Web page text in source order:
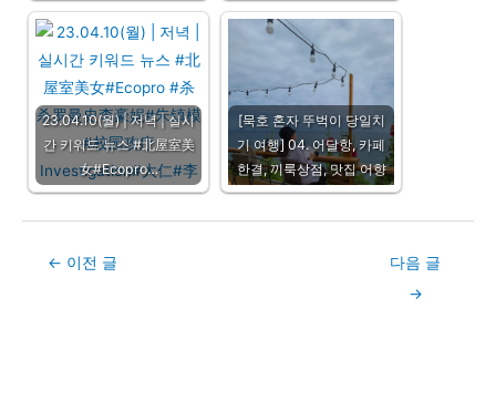
23.04.10(월) | 저녁 | 실시
간 키워드 뉴스 #北屋室美
女#Ecopro…
[묵호 혼자 뚜벅이 당일치
기 여행] 04. 어달항, 카페
한결, 끼룩상점, 맛집 어향
Post← 이전 글
다음 글
→